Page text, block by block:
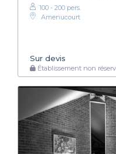
100 - 200 pers.
Amenucourt
Sur devis
Établissement non